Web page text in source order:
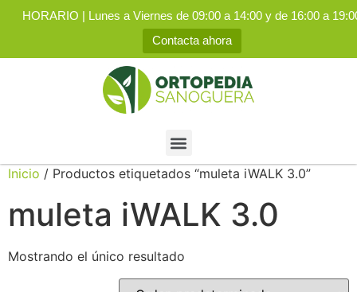
HORARIO | Lunes a Viernes de 09:00 a 14:00 y de 16:00 a
Contacta ahora
Inicio / Productos etiquetados “muleta iWALK 3.0”
muleta iWALK 3.0
Mostrando el único resultado